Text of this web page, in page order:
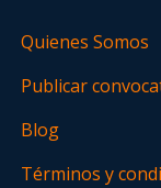
Quienes Somos
Publicar
Blog
Términos y